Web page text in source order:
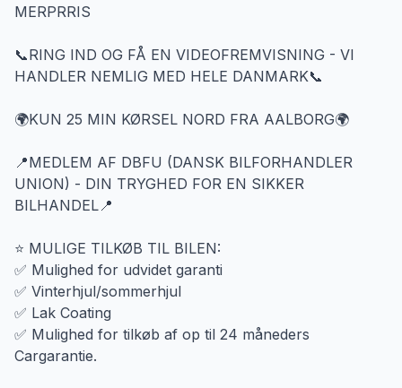
MERPRRIS
📞RING IND OG FÅ EN VIDEOFREMVISNING - VI
HANDLER NEMLIG MED HELE DANMARK📞
🌍KUN 25 MIN KØRSEL NORD FRA AALBORG🌍
📍MEDLEM AF DBFU (DANSK BILFORHANDLER
UNION) - DIN TRYGHED FOR EN SIKKER
BILHANDEL📍
⭐ MULIGE TILKØB TIL BILEN:
✅ Mulighed for udvidet garanti
✅ Vinterhjul/sommerhjul
✅ Lak Coating
✅ Mulighed for tilkøb af op til 24 måneders
Cargarantie.